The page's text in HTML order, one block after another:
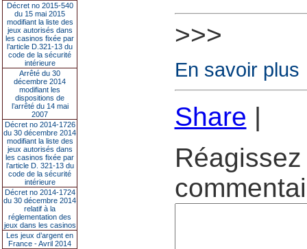
Décret no 2015-540
du 15 mai 2015
modifiant la liste des
jeux autorisés dans
les casinos fixée par
l’article D.321-13 du
code de la sécurité
intérieure
Arrêté du 30
décembre 2014
modifiant les
dispositions de
l’arrêté du 14 mai
2007
Décret no 2014-1726
du 30 décembre 2014
modifiant la liste des
jeux autorisés dans
les casinos fixée par
l’article D. 321-13 du
code de la sécurité
intérieure
Décret no 2014-1724
du 30 décembre 2014
relatif à la
réglementation des
jeux dans les casinos
Les jeux d’argent en
France - Avril 2014
>>>
En savoir plus
Share |